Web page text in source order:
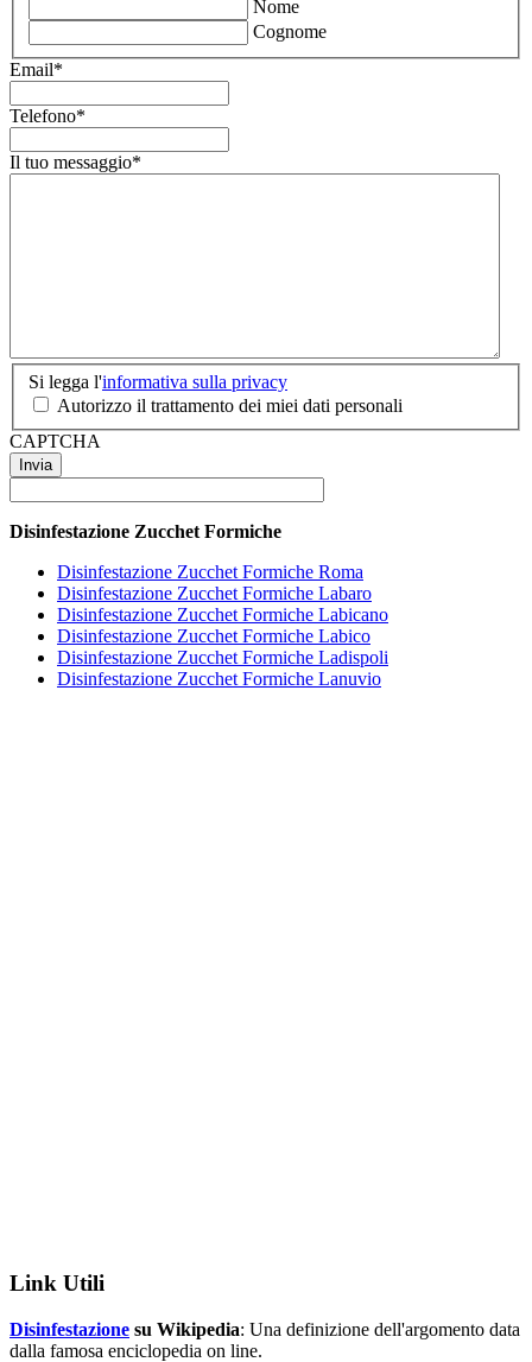
Nome
Cognome
Email*
Telefono*
Il tuo messaggio*
Si
legga
sulla
privacy
Si legga l'informativa sulla privacy
Autorizzo il trattamento dei miei dati personali
CAPTCHA
Disinfestazione Zucchet Formiche
Disinfestazione Zucchet Formiche Roma
Disinfestazione Zucchet Formiche Labaro
Disinfestazione Zucchet Formiche Labicano
Disinfestazione Zucchet Formiche Labico
Disinfestazione Zucchet Formiche Ladispoli
Disinfestazione Zucchet Formiche Lanuvio
Link Utili
Disinfestazione su Wikipedia: Una definizione dell'argomento data
dalla famosa enciclopedia on line.